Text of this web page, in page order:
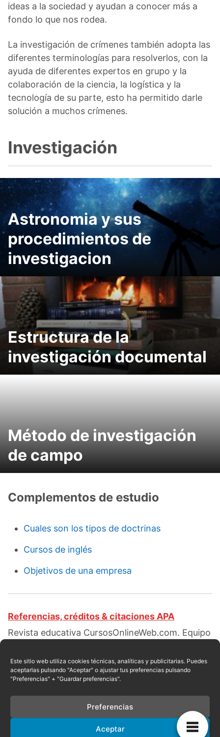
Este sitio web utiliza cookies técnicas, analíticas y publicitarias. Puedes
aceptarlas pulsando "Aceptar" o ajustar tus preferencias pulsando
"Preferencias" + "Guardar preferencias".
Aceptar
Preferencias
ideas a la sociedad y ayudan a conocer más a
fondo lo que nos rodea.
La investigación de crímenes también adopta las
diferentes terminologías para resolverlos, con la
ayuda de diferentes expertos en grupo y la
colaboración de la ciencia, la logística y la
tecnología de su parte, esto ha permitido darle
solución a muchos crímenes.
Investigación
Astronomia y sus
procedimientos de
investigacion
Estructura de la
investigación documental
Método de investigación
de campo
Complementos de estudio
Cuales son los tipos de doctrinas
Cursos de inglés
Objetivos de una empresa
Referencias, créditos & citaciones APA
Revista educativa CursosOnlineWeb.com. Equipo
investigación. Escrito por:Amelia Campusano.
Obtenido en fecha 08, 2026, desde el sitio web:
https://cursosonlineweb.com/tipos-de-
investigacion.html